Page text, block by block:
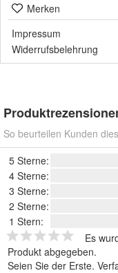
Merken
Impressum
Widerrufsbelehrung
So beurteilen Kunden
5 Sterne:
4 Sterne:
3 Sterne:
2 Sterne:
1 Stern:
Es
Produkt abgegeben.
Seien Sie der Erste.